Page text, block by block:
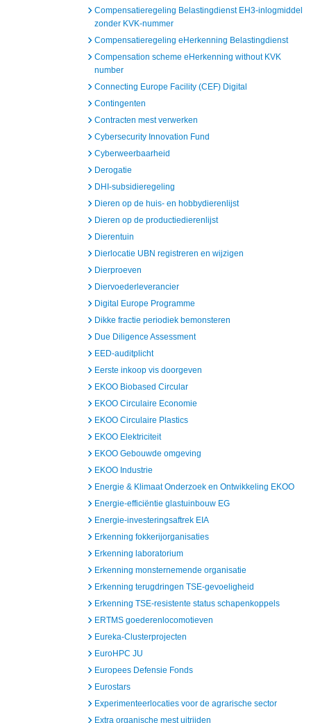
Compensatieregeling Belastingdienst EH3-inlogmiddel
zonder KVK-nummer
Compensatieregeling eHerkenning Belastingdienst
Compensation scheme eHerkenning without KVK
number
Connecting Europe Facility (CEF) Digital
Contingenten
Contracten mest verwerken
Cybersecurity Innovation Fund
Cyberweerbaarheid
Derogatie
DHI-subsidieregeling
Dieren op de huis- en hobbydierenlijst
Dieren op de productiedierenlijst
Dierentuin
Dierlocatie UBN registreren en wijzigen
Dierproeven
Diervoederleverancier
Digital Europe Programme
Dikke fractie periodiek bemonsteren
Due Diligence Assessment
EED-auditplicht
Eerste inkoop vis doorgeven
EKOO Biobased Circular
EKOO Circulaire Economie
EKOO Circulaire Plastics
EKOO Elektriciteit
EKOO Gebouwde omgeving
EKOO Industrie
Energie & Klimaat Onderzoek en Ontwikkeling EKOO
Energie-efficiëntie glastuinbouw EG
Energie-investeringsaftrek EIA
Erkenning fokkerijorganisaties
Erkenning laboratorium
Erkenning monsternemende organisatie
Erkenning terugdringen TSE-gevoeligheid
Erkenning TSE-resistente status schapenkoppels
ERTMS goederenlocomotieven
Eureka-Clusterprojecten
EuroHPC JU
Europees Defensie Fonds
Eurostars
Experimenteerlocaties voor de agrarische sector
Extra organische mest uitrijden